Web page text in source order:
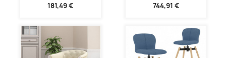
181,49 € 744,91 €